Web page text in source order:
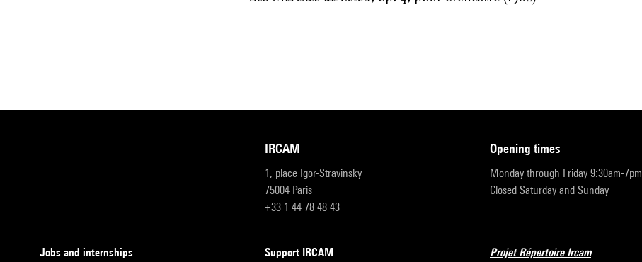
IRCAM
1, place Igor-Stravinsky
75004 Paris
+33 1 44 78 48 43
opening times
Monday through Friday 9:30am-7pm
Closed Saturday and Sunday
Jobs and internships
Support IRCAM
Projet Répertoire Ircam